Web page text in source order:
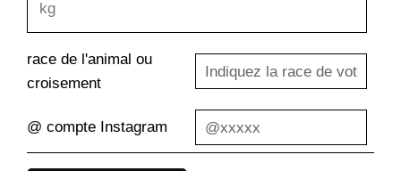
race de l'animal ou
croisement
@ compte Instagram